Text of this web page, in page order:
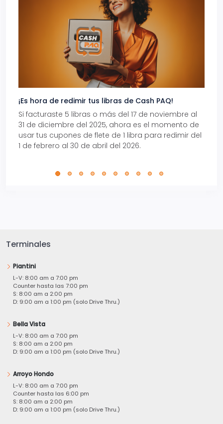
¡Es hora de redimir tus libras de Cash PAQ!
Si facturaste 5 libras o más del 17 de noviembre al
31 de diciembre del 2025, ahora es el momento de
usar tus cupones de flete de 1 libra para redimir del
1 de febrero al 30 de abril del 2026.
Terminales
Piantini
L-V: 8:00 am a 7:00 pm
Counter hasta las 7:00 pm
S: 8:00 am a 2:00 pm
D: 9:00 am a 1:00 pm (solo Drive Thru.)
Bella Vista
L-V: 8:00 am a 7:00 pm
S: 8:00 am a 2:00 pm
D: 9:00 am a 1:00 pm (solo Drive Thru.)
Arroyo Hondo
L-V: 8:00 am a 7:00 pm
Counter hasta las 6:00 pm
S: 8:00 am a 2:00 pm
D: 9:00 am a 1:00 pm (solo Drive Thru.)